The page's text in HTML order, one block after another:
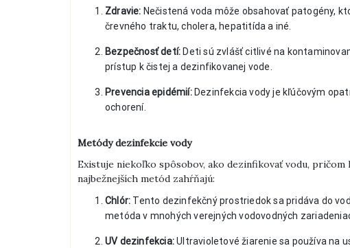
Zdravie: Nečistená voda môže obsahovať patogény,
črevného traktu, cholera, hepatitída a iné.
Bezpečnosť detí: Deti sú zvlášť citlivé na
prístup k čistej a dezinfikovanej vode.
Prevencia epidémií:Dezinfekcia vody je kľúčovým
ochorení.
Metódy dezinfekcie vody
Existuje niekoľko spôsobov, ako dezinfikovať vodu, pričom
najbežnejších metód zahŕňajú:
Chlór: Tento dezinfekčný prostriedok sa pridáva do
metóda v mnohých verejných vodovodných
UV dezinfekcia:Ultravioletové žiarenie sa používa na